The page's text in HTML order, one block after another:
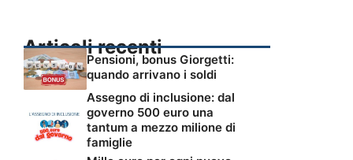
Articoli recenti
Pensioni, bonus Giorgetti:
quando arrivano i soldi
Assegno di inclusione: dal
governo 500 euro una
tantum a mezzo milione di
famiglie